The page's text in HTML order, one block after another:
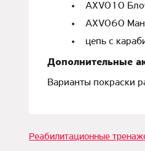
AXV010
AXV060
цепь с
Дополнительные
Варианты покраски
Реабилитационные